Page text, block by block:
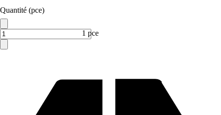
Quantité (pce)
1 pce